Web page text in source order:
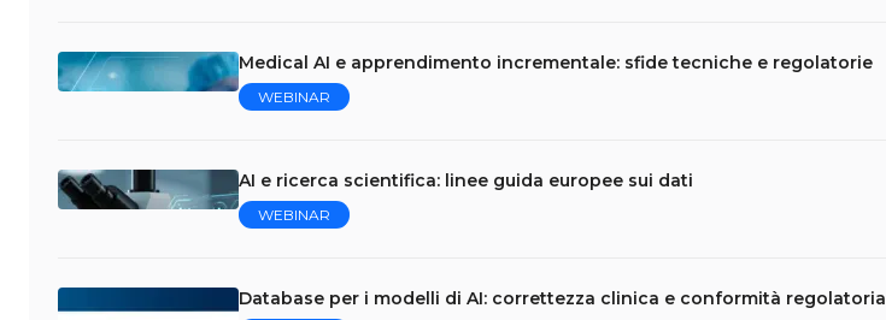
Medical AI e apprendimento incrementale: sfide tecniche e regolatorie
WEBINAR
AI e ricerca scientifica: linee guida europee sui dati
WEBINAR
Database per i modelli di AI: correttezza clinica e conformità regolatoria